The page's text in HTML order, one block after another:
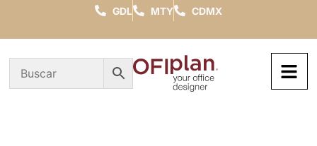
GDL MTY CDMX